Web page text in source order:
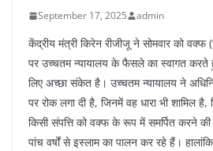
September 17, 2025 admin
केंद्रीय मंत्री किरेन रीजीजू ने सोमवार को
पर उच्चतम न्यायालय के फैसले का स्वागत
लिए अच्छा संकेत है। उच्चतम न्यायालय ने
पर रोक लगा दी है, जिनमें वह धारा भी शामिल
किसी संपत्ति को वक्फ के रूप में समर्पित करने
पांच वर्षों से इस्लाम का पालन कर रहे हैं।